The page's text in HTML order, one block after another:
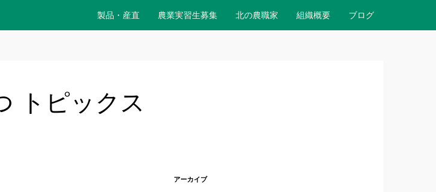
製品・産直 農業実習生募集 北の農職家 組織概要 ブログ
トピックス
アーカイブ